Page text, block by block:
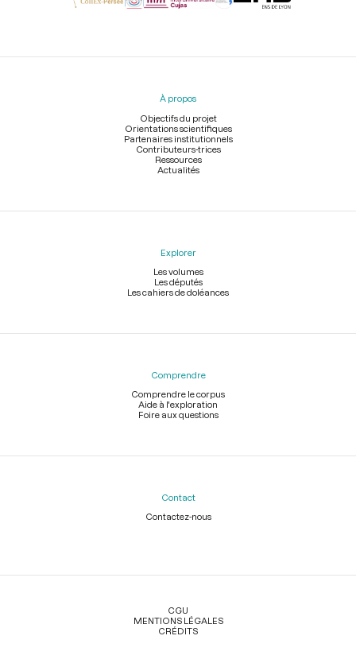
Menu
À propos
Objectifs du projet
Orientations scientifiques
Partenaires institutionnels
Contributeurs-trices
Ressources
Actualités
Explorer
Les volumes
Les députés
Les cahiers de doléances
Comprendre
Comprendre le corpus
Aide à l'exploration
Foire aux questions
Contact
Contactez-nous
Légal
CGU
MENTIONS LÉGALES
CRÉDITS